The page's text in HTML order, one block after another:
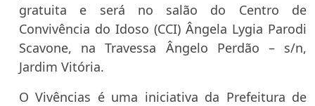
gratuita e será no salão do Centro de
Convivência do Idoso (CCI) Ângela Lygia Parodi
Scavone, na Travessa Ângelo Perdão – s/n,
Jardim Vitória.
O Vivências é uma iniciativa da Prefeitura de